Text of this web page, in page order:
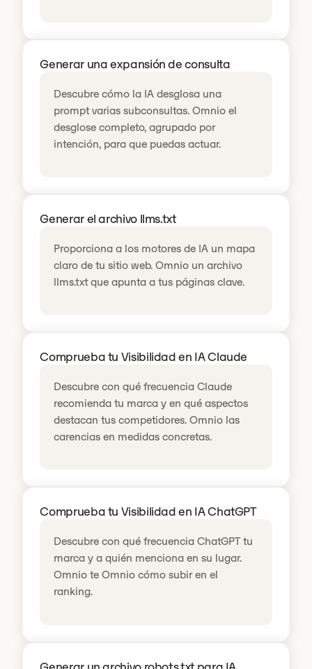
Generar una expansión de consulta
Descubre cómo la IA desglosa una
prompt varias subconsultas. Omnio el
desglose completo, agrupado por
intención, para que puedas actuar.
Generar el archivo llms.txt
Proporciona a los motores de IA un mapa
claro de tu sitio web. Omnio un archivo
llms.txt que apunta a tus páginas clave.
Comprueba tu Visibilidad en IA Claude
Descubre con qué frecuencia Claude
recomienda tu marca y en qué aspectos
destacan tus competidores. Omnio las
carencias en medidas concretas.
Comprueba tu Visibilidad en IA ChatGPT
Descubre con qué frecuencia ChatGPT tu
marca y a quién menciona en su lugar.
Omnio te Omnio cómo subir en el
ranking.